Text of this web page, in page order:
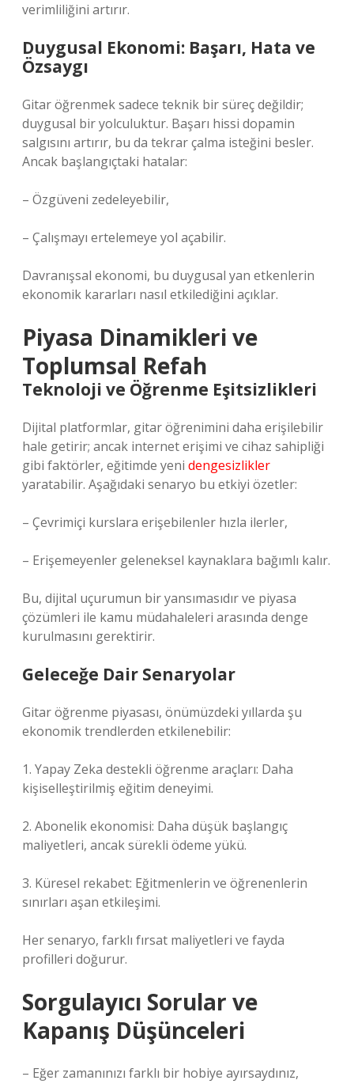
verimliliğini artırır.
Duygusal Ekonomi: Başarı, Hata ve
Özsaygı
Gitar öğrenmek sadece teknik bir süreç değildir;
duygusal bir yolculuktur. Başarı hissi dopamin
salgısını artırır, bu da tekrar çalma isteğini besler.
Ancak başlangıçtaki hatalar:
– Özgüveni zedeleyebilir,
– Çalışmayı ertelemeye yol açabilir.
Davranışsal ekonomi, bu duygusal yan etkenlerin
ekonomik kararları nasıl etkilediğini açıklar.
Piyasa Dinamikleri ve
Toplumsal Refah
Teknoloji ve Öğrenme Eşitsizlikleri
Dijital platformlar, gitar öğrenimini daha erişilebilir
hale getirir; ancak internet erişimi ve cihaz sahipliği
gibi faktörler, eğitimde yeni dengesizlikler
yaratabilir. Aşağıdaki senaryo bu etkiyi özetler:
– Çevrimiçi kurslara erişebilenler hızla ilerler,
– Erişemeyenler geleneksel kaynaklara bağımlı kalır.
Bu, dijital uçurumun bir yansımasıdır ve piyasa
çözümleri ile kamu müdahaleleri arasında denge
kurulmasını gerektirir.
Geleceğe Dair Senaryolar
Gitar öğrenme piyasası, önümüzdeki yıllarda şu
ekonomik trendlerden etkilenebilir:
1. Yapay Zeka destekli öğrenme araçları: Daha
kişiselleştirilmiş eğitim deneyimi.
2. Abonelik ekonomisi: Daha düşük başlangıç
maliyetleri, ancak sürekli ödeme yükü.
3. Küresel rekabet: Eğitmenlerin ve öğrenenlerin
sınırları aşan etkileşimi.
Her senaryo, farklı fırsat maliyetleri ve fayda
profilleri doğurur.
Sorgulayıcı Sorular ve
Kapanış Düşünceleri
– Eğer zamanınızı farklı bir hobiye ayırsaydınız,